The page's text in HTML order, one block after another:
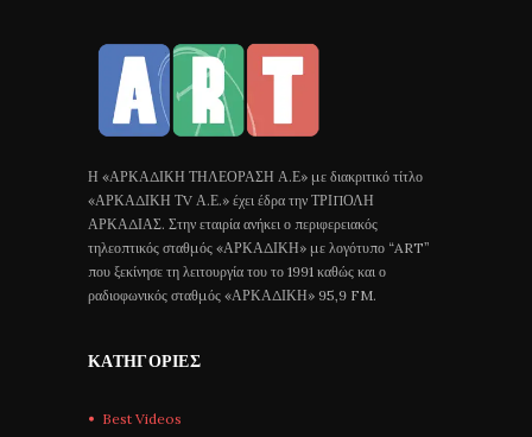
Η «ΑΡΚΑΔΙΚΗ ΤΗΛΕΟΡΑΣΗ Α.Ε» με διακριτικό τίτλο
«ΑΡΚΑΔΙΚΗ ΤV Α.Ε.» έχει έδρα την ΤΡΙΠΟΛΗ
ΑΡΚΑΔΙΑΣ. Στην εταιρία ανήκει ο περιφερειακός
τηλεοπτικός σταθμός «ΑΡΚΑΔΙΚΗ» με λογότυπο “ART”
που ξεκίνησε τη λειτουργία του το 1991 καθώς και ο
ραδιοφωνικός σταθμός «ΑΡΚΑΔΙΚΗ» 95,9 FM.
ΚΑΤΗΓΟΡΊΕΣ
Best Videos